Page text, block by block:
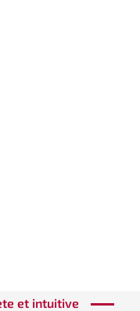
et intuitive